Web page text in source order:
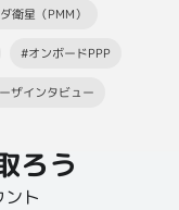
衛星（PMM）
#オンボードPPP
ザインタビュー
ろう
ト